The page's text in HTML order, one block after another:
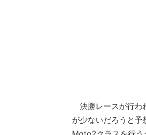
決勝レースが行わ
が少ないだろうと